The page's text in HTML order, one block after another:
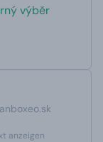
výběr
anzeigen